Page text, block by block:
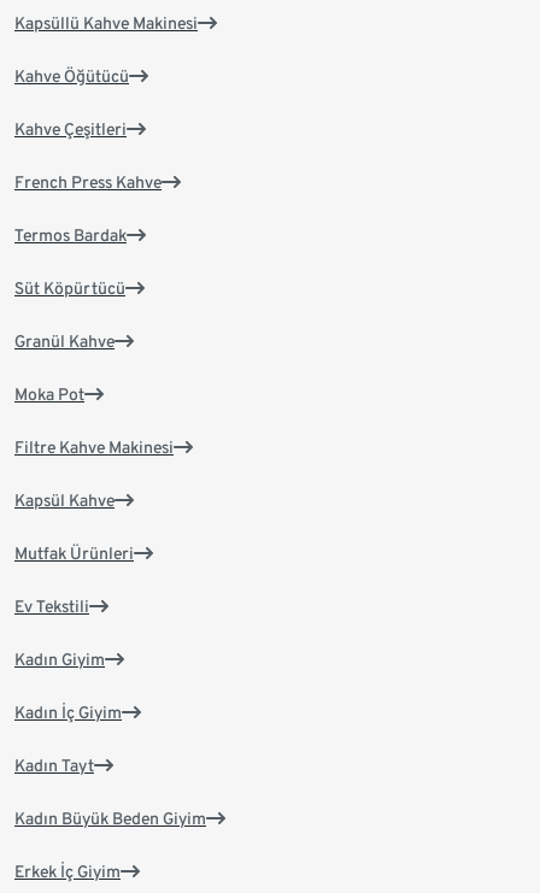
Kapsüllü Kahve Makinesi
Kahve Öğütücü
Kahve Çeşitleri
French Press Kahve
Termos Bardak
Süt Köpürtücü
Granül Kahve
Moka Pot
Filtre Kahve Makinesi
Kapsül Kahve
Mutfak Ürünleri
Ev Tekstili
Kadın Giyim
Kadın İç Giyim
Kadın Tayt
Kadın Büyük Beden Giyim
Erkek İç Giyim